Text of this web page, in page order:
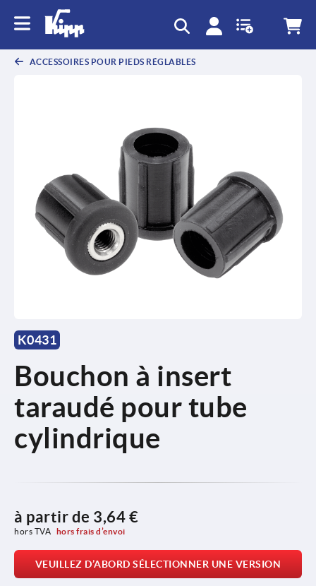
ACCESSOIRES POUR PIEDS RÉGLABLES
K0431
Bouchon à insert
taraudé pour tube
cylindrique
à partir de 3,64 €
hors TVA hors frais d’envoi
VEUILLEZ D’ABORD SÉLECTIONNER UNE VERSION